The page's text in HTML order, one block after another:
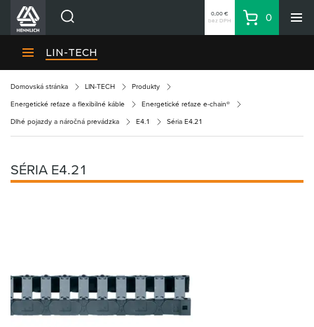
Divízie HENNLICH
Kariéra
Kontakty
Priemyselný park HENNLICH
Partner Zone
0,00 €
bez DPH
Košík
0
LIN-TECH
Domovská stránka LIN-TECH Produkty
Energetické reťaze a flexibilné káble Energetické reťaze e-chain®
Dlhé pojazdy a náročná prevádzka E4.1 Séria E4.21
SÉRIA E4.21